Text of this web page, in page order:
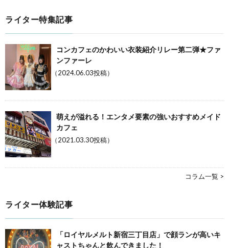
ライター特集記事
コンカフェのかわいい衣装紹介リレー第二弾★ファ
ンファーレ
（2024.06.03投稿）
萌えが溢れる！エンタメ要素の強いおすすめメイド
カフェ
（2021.03.30投稿）
コラム一覧 >
ライター体験記事
「ロイヤルメルト新宿三丁目店」で顔ランが高いキ
ャストちゃんと飲んできました！